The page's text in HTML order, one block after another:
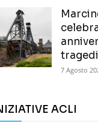
7 Agosto
ACLI